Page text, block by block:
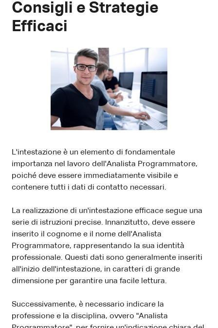
Consigli e Strategie
Efficaci
L'intestazione è un elemento di fondamentale
importanza nel lavoro dell'Analista Programmatore,
poiché deve essere immediatamente visibile e
contenere tutti i dati di contatto necessari.
La realizzazione di un'intestazione efficace segue una
serie di istruzioni precise. Innanzitutto, deve essere
inserito il cognome e il nome dell'Analista
Programmatore, rappresentando la sua identità
professionale. Questi dati sono generalmente inseriti
all'inizio dell'intestazione, in caratteri di grande
dimensione per garantire una facile lettura.
Successivamente, è necessario indicare la
professione e la disciplina, ovvero "Analista